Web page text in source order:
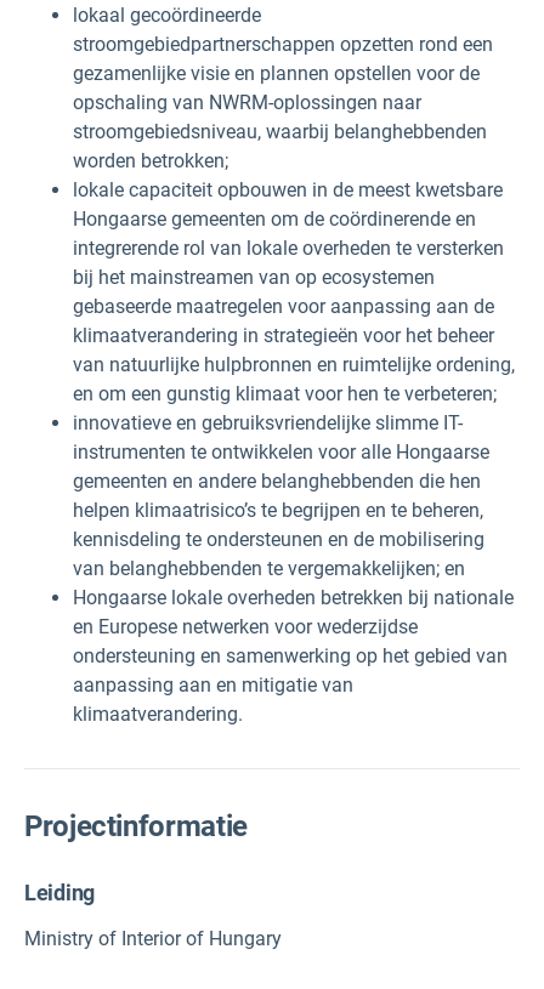
lokaal gecoördineerde
stroomgebiedpartnerschappen opzetten rond een
gezamenlijke visie en plannen opstellen voor de
opschaling van NWRM-oplossingen naar
stroomgebiedsniveau, waarbij belanghebbenden
worden betrokken;
lokale capaciteit opbouwen in de meest kwetsbare
Hongaarse gemeenten om de coördinerende en
integrerende rol van lokale overheden te versterken
bij het mainstreamen van op ecosystemen
gebaseerde maatregelen voor aanpassing aan de
klimaatverandering in strategieën voor het beheer
van natuurlijke hulpbronnen en ruimtelijke ordening,
en om een gunstig klimaat voor hen te verbeteren;
innovatieve en gebruiksvriendelijke slimme IT-
instrumenten te ontwikkelen voor alle Hongaarse
gemeenten en andere belanghebbenden die hen
helpen klimaatrisico’s te begrijpen en te beheren,
kennisdeling te ondersteunen en de mobilisering
van belanghebbenden te vergemakkelijken; en
Hongaarse lokale overheden betrekken bij nationale
en Europese netwerken voor wederzijdse
ondersteuning en samenwerking op het gebied van
aanpassing aan en mitigatie van
klimaatverandering.
Projectinformatie
Leiding
Ministry of Interior of Hungary